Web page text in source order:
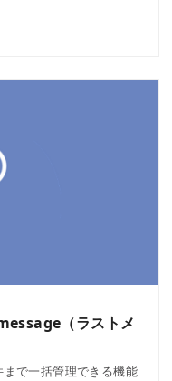
（ラストメ
で一括管理できる機能